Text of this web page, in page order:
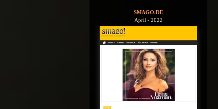
SMAGO.DE
April - 2022